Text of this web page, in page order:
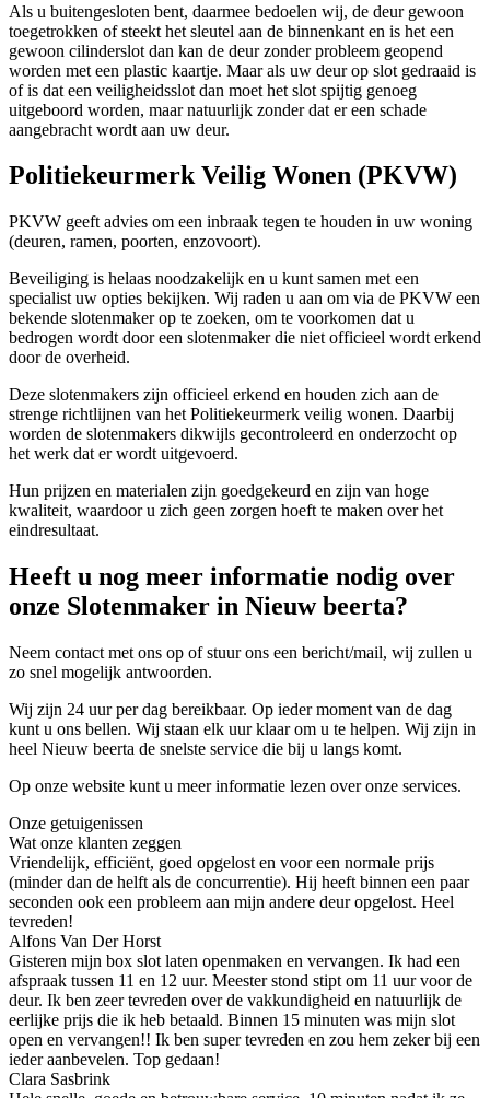
Als u buitengesloten bent, daarmee bedoelen wij, de deur gewoon
toegetrokken of steekt het sleutel aan de binnenkant en is het een
gewoon cilinderslot dan kan de deur zonder probleem geopend
worden met een plastic kaartje. Maar als uw deur op slot gedraaid is
of is dat een veiligheidsslot dan moet het slot spijtig genoeg
uitgeboord worden, maar natuurlijk zonder dat er een schade
aangebracht wordt aan uw deur.
Politiekeurmerk Veilig Wonen (PKVW)
PKVW geeft advies om een inbraak tegen te houden in uw woning
(deuren, ramen, poorten, enzovoort).
Beveiliging is helaas noodzakelijk en u kunt samen met een
specialist uw opties bekijken. Wij raden u aan om via de PKVW een
bekende slotenmaker op te zoeken, om te voorkomen dat u
bedrogen wordt door een slotenmaker die niet officieel wordt erkend
door de overheid.
Deze slotenmakers zijn officieel erkend en houden zich aan de
strenge richtlijnen van het Politiekeurmerk veilig wonen. Daarbij
worden de slotenmakers dikwijls gecontroleerd en onderzocht op
het werk dat er wordt uitgevoerd.
Hun prijzen en materialen zijn goedgekeurd en zijn van hoge
kwaliteit, waardoor u zich geen zorgen hoeft te maken over het
eindresultaat.
Heeft u nog meer informatie nodig over
onze Slotenmaker in Nieuw beerta?
Neem contact met ons op of stuur ons een bericht/mail, wij zullen u
zo snel mogelijk antwoorden.
Wij zijn 24 uur per dag bereikbaar. Op ieder moment van de dag
kunt u ons bellen. Wij staan elk uur klaar om u te helpen. Wij zijn in
heel Nieuw beerta de snelste service die bij u langs komt.
Op onze website kunt u meer informatie lezen over onze services.
Onze getuigenissen
Wat onze klanten zeggen
Vriendelijk, efficiënt, goed opgelost en voor een normale prijs
(minder dan de helft als de concurrentie). Hij heeft binnen een paar
seconden ook een probleem aan mijn andere deur opgelost. Heel
tevreden!
Alfons Van Der Horst
Gisteren mijn box slot laten openmaken en vervangen. Ik had een
afspraak tussen 11 en 12 uur. Meester stond stipt om 11 uur voor de
deur. Ik ben zeer tevreden over de vakkundigheid en natuurlijk de
eerlijke prijs die ik heb betaald. Binnen 15 minuten was mijn slot
open en vervangen!! Ik ben super tevreden en zou hem zeker bij een
ieder aanbevelen. Top gedaan!
Clara Sasbrink